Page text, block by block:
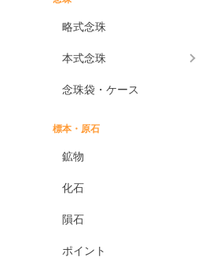
略式念珠
本式念珠
念珠袋・ケース
標本・原石
鉱物
化石
隕石
ポイント